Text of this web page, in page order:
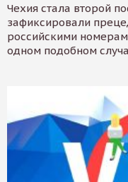
Чехия стала второй
зафиксировали
российскими
одном подобном